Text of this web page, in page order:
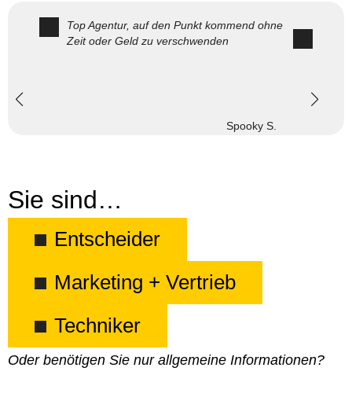
Top Agentur, auf den Punkt kommend ohne
Zeit oder Geld zu verschwenden
Spooky S.
Sie sind…
Entscheider
Marketing + Vertrieb
Techniker
Oder benötigen Sie nur allgemeine Informationen?